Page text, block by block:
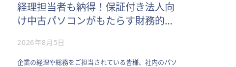
経理担当者も納得！保証付き法人向
け中古パソコンがもたらす財務的メ
2026年8月5日
企業の経理や総務をご担当されている皆様、社内のパソ